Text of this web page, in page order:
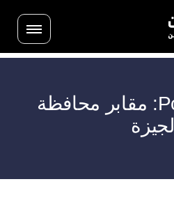
Posts Tagged: مقابر محافظة
الجيزة